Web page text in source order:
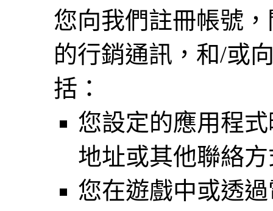
您向我們註冊帳號
的行銷通訊，和/或
括：
您設定的應用程
地址或其他聯絡
您在遊戲中或透